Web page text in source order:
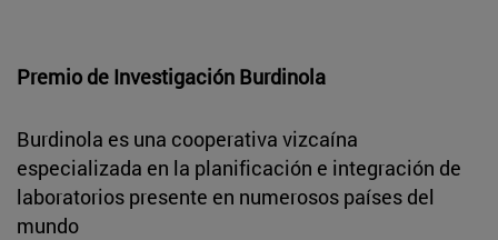
Premio de Investigación Burdinola
Burdinola es una cooperativa vizcaína
especializada en la planificación e integración de
laboratorios presente en numerosos países del
mundo